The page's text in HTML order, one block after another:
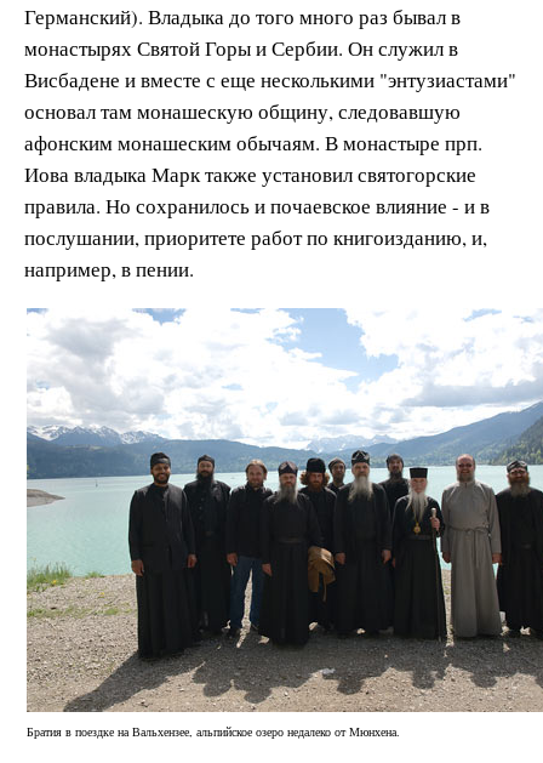
Германский). Владыка до того много раз бывал в
монастырях Святой Горы и Сербии. Он служил в
Висбадене и вместе с еще несколькими "энтузиастами"
основал там монашескую общину, следовавшую
афонским монашеским обычаям. В монастыре прп.
Иова владыка Марк также установил святогорские
правила. Но сохранилось и почаевское влияние - и в
послушании, приоритете работ по книгоизданию, и,
например, в пении.
Братия в поездке на Вальхензее, альпийское озеро недалеко от Мюнхена.